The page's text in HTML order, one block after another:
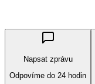
Napsat zprávu
Odpovíme do 24 hodin